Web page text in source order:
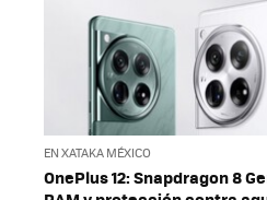
EN XATAKA MÉXICO
OnePlus 12: Snapdragon 8